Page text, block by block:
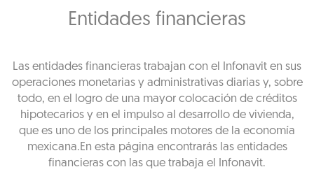
Entidades financieras
Las entidades financieras trabajan con el Infonavit en sus
operaciones monetarias y administrativas diarias y, sobre
todo, en el logro de una mayor colocación de créditos
hipotecarios y en el impulso al desarrollo de vivienda,
que es uno de los principales motores de la economía
mexicana.En esta página encontrarás las entidades
financieras con las que trabaja el Infonavit.